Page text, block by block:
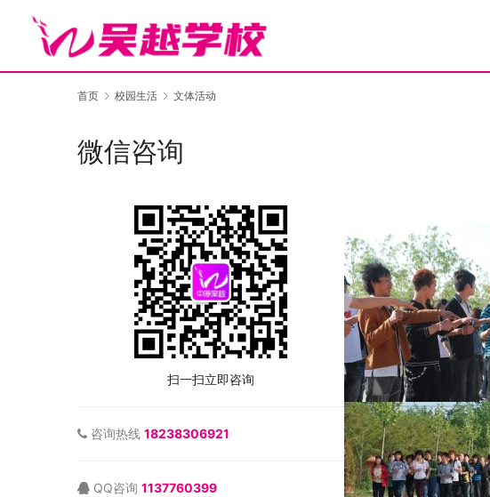
首页 校园生活 文体活动
微信咨询
扫一扫立即咨询
咨询热线 18238306921
QQ咨询 1137760399